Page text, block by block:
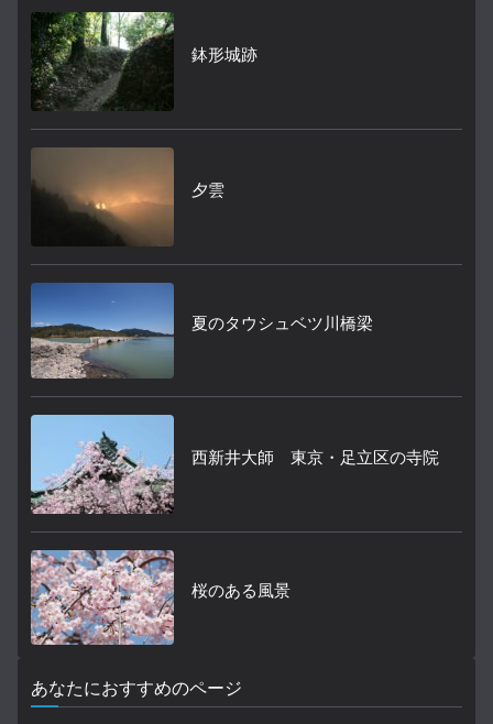
鉢形城跡
夕雲
夏のタウシュベツ川橋梁
西新井大師 東京・足立区の寺院
桜のある風景
あなたにおすすめのページ